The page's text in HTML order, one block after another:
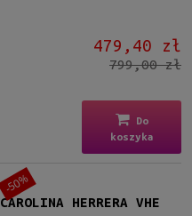
479,40 zł
799,00 zł
Do
koszyka
CAROLINA HERRERA VHE
-50%